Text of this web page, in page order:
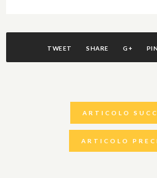
TWEET SHARE G+
ARTICOLO
ARTICOLO